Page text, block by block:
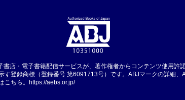
書店・電子書籍配信サービスが、著作権者からコンテンツ使用許
す登録商標（登録番号 第6091713号）です。ABJマークの詳細、
こちら。 https://aebs.or.jp/